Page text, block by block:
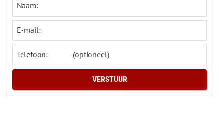
Naam:
E-mail:
Telefoon: